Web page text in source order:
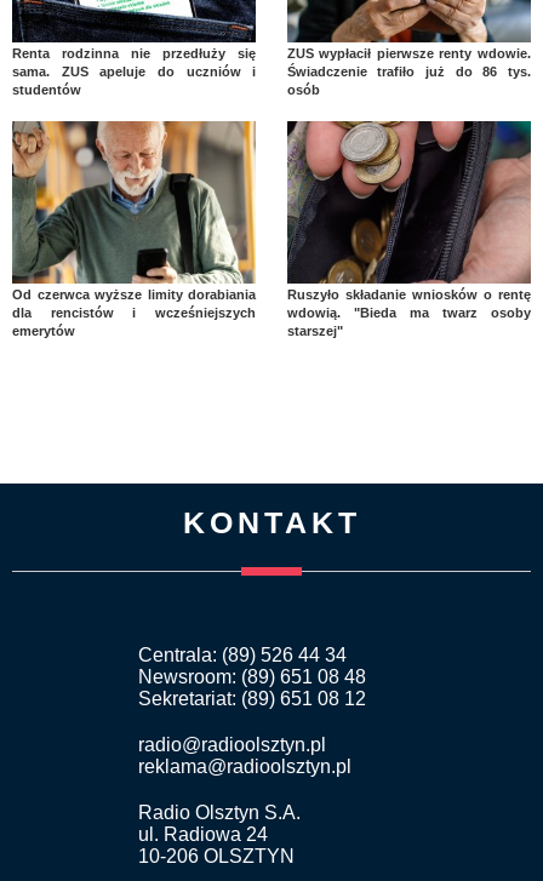
Renta rodzinna nie przedłuży się
sama. ZUS apeluje do uczniów i
studentów
ZUS wypłacił pierwsze renty wdowie.
Świadczenie trafiło już do 86 tys.
osób
Od czerwca wyższe limity dorabiania
dla rencistów i wcześniejszych
emerytów
Ruszyło składanie wniosków o rentę
wdowią. "Bieda ma twarz osoby
starszej"
KONTAKT
Centrala: (89) 526 44 34
Newsroom: (89) 651 08 48
Sekretariat: (89) 651 08 12
radio@radioolsztyn.pl
reklama@radioolsztyn.pl
Radio Olsztyn S.A.
ul. Radiowa 24
10-206 OLSZTYN